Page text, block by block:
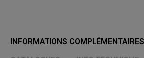
INFORMATIONS COMPLÉMENTAIRES